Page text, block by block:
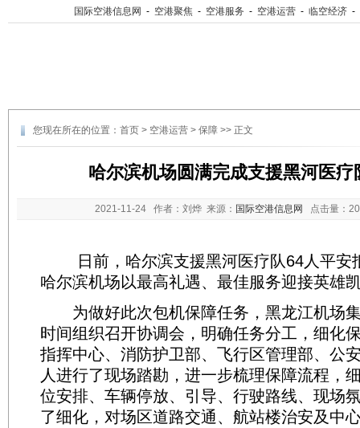
国际空港信息网 - 空港聚焦 - 空港服务 - 空港运营 - 临空经济 -
您现在所在的位置： 首页 > 空港运营 > 保障 >> 正文
哈尔滨机场圆满完成支援黑河医疗
2021-11-24 作者：刘烨 来源： 国际空港信息网 点击量：
日前，哈尔滨支援黑河医疗队64人平安
哈尔滨机场以最高礼遇、最佳服务迎接英雄
为做好此次包机保障任务，黑龙江机场
时间组织召开协调会，明确任务分工，细化
指挥中心、消防护卫部、飞行区管理部、公
人进行了现场踏勘，进一步梳理保障流程，
位安排、车辆停放、引导、行驶路线、现场
了细化，对场区道路交通、航站楼治安及中